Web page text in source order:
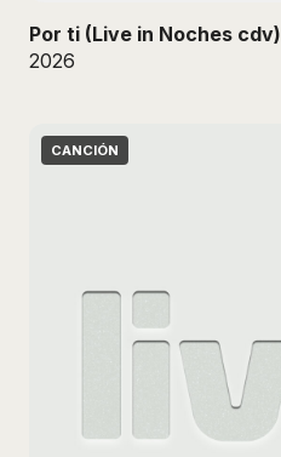
Por ti (Live in Noches cdv)
2026
CANCIÓN